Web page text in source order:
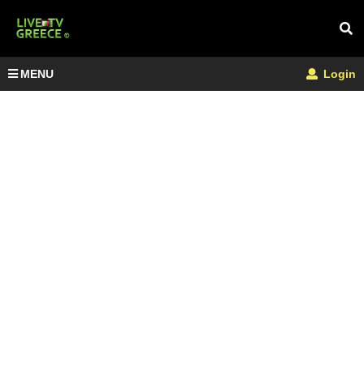
MENU Login